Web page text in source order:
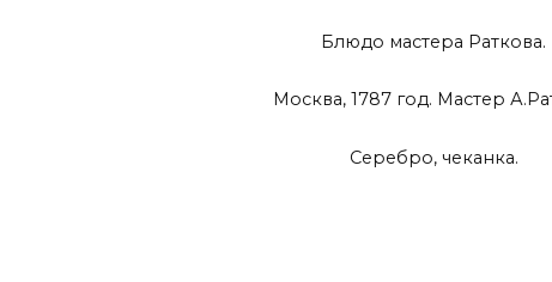
Блюдо мастера Раткова.
Москва, 1787 год. Мастер
Серебро, чеканка.